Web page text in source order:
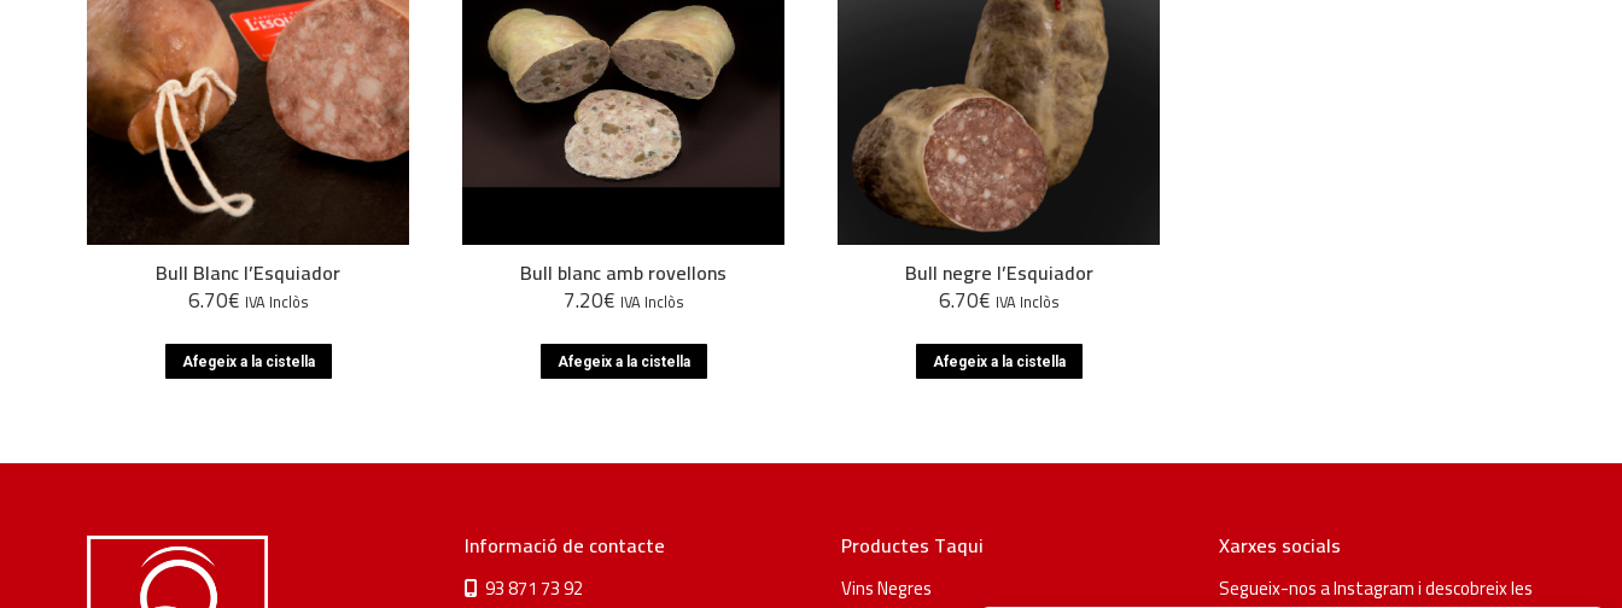
Bull Blanc l’Esquiador
6.70€ IVA Inclòs
Afegeix a la cistella
Bull blanc amb rovellons
7.20€ IVA Inclòs
Afegeix a la cistella
Bull negre l’Esquiador
6.70€ IVA Inclòs
Afegeix a la cistella
Informació de contacte
93 871 73 92
Productes Taqui
Vins Negres
Xarxes socials
Segueix-nos a Instagram i descobreix les